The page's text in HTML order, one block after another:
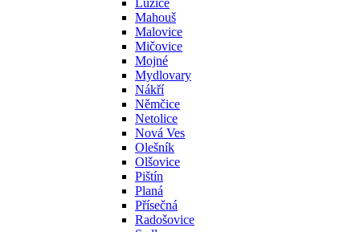
Lužice
Mahouš
Malovice
Mičovice
Mojné
Mydlovary
Nákří
Němčice
Netolice
Nová Ves
Olešník
Olšovice
Pištín
Planá
Přísečná
Radošovice